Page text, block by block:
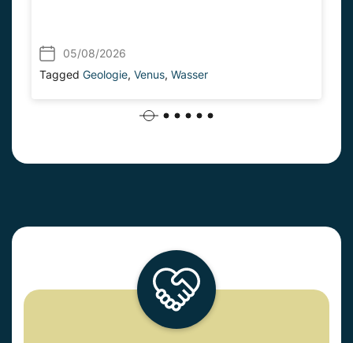
05/08/2026
Tagged Geologie, Venus, Wasser